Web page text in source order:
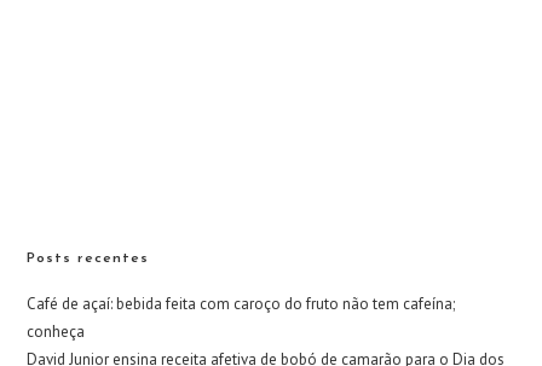
Posts recentes
Café de açaí: bebida feita com caroço do fruto não tem cafeína;
conheça
David Junior ensina receita afetiva de bobó de camarão para o Dia dos